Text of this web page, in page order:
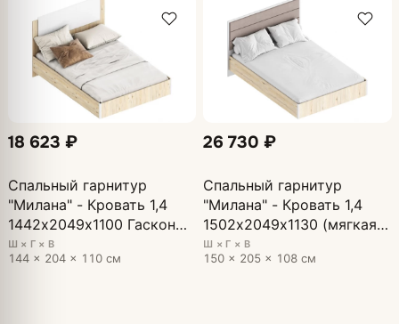
18 623 ₽
Спальный гарнитур
"Милана" - Кровать 1,4
1442х2049х1100 Гаскон
Пайн/Белый лофт
Ш × Г × В
144 × 204 × 110 см
26 730 ₽
Спальный гарнитур
"Милана" - Кровать 1,4
1502х2049х1130 (мягкая
спинка) Гаскон Пайн/
Белый лофт
Ш × Г × В
150 × 205 × 108 см